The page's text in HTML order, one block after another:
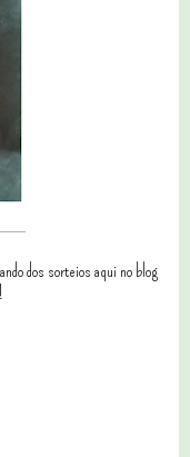
dos sorteios aqui no blog